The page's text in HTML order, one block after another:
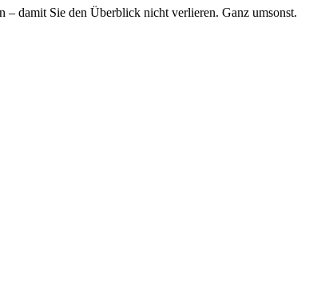
– damit Sie den Überblick nicht verlieren. Ganz umsonst.